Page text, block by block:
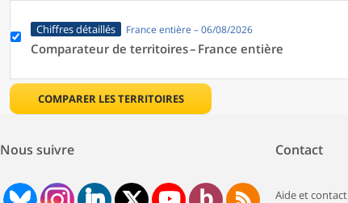
Chiffres détaillés France entière – 06/08/2026
Comparateur de territoires – France entière
COMPARER LES TERRITOIRES
Nous suivre Contact
Aide et contact